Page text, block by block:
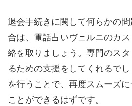
退会手続きに関して何らかの
合は、電話占いヴェルニのカ
絡を取りましょう。専門のス
るための支援をしてくれるで
を行うことで、再度スムーズ
ことができるはずです。